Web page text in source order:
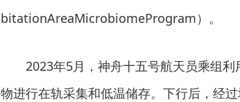
bitationAreaMicrobiomeProgram）。
2023年5月，神舟十五号航天员乘组
物进行在轨采集和低温储存。下行后，经